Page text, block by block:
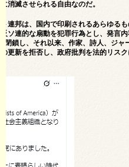
消滅させられる自由なのだ。
連邦は、国内で印刷されるあらゆる
ソ連的な扇動を犯罪行為とし、発言
鎖し、それ以来、作家、詩人、ジャ
更新を拒否し、政府批判を法的リス